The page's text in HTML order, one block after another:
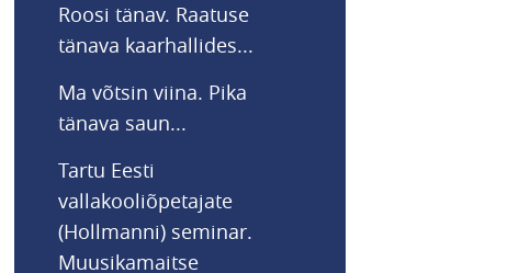
Roosi tänav. Raatuse
tänava kaarhallides...
Ma võtsin viina. Pika
tänava saun...
Tartu Eesti
vallakooliõpetajate
(Hollmanni) seminar.
Muusikamaitse